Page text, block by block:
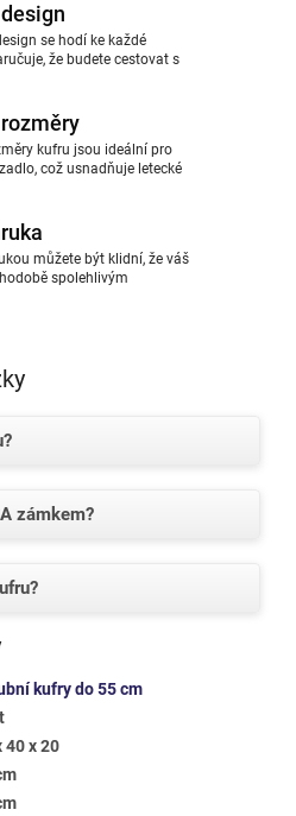
se hodí ke každé
že budete cestovat s
kufru jsou ideální pro
což usnadňuje letecké
můžete být klidní, že váš
spolehlivým
zámkem?
kufry do 55 cm
40 x 20